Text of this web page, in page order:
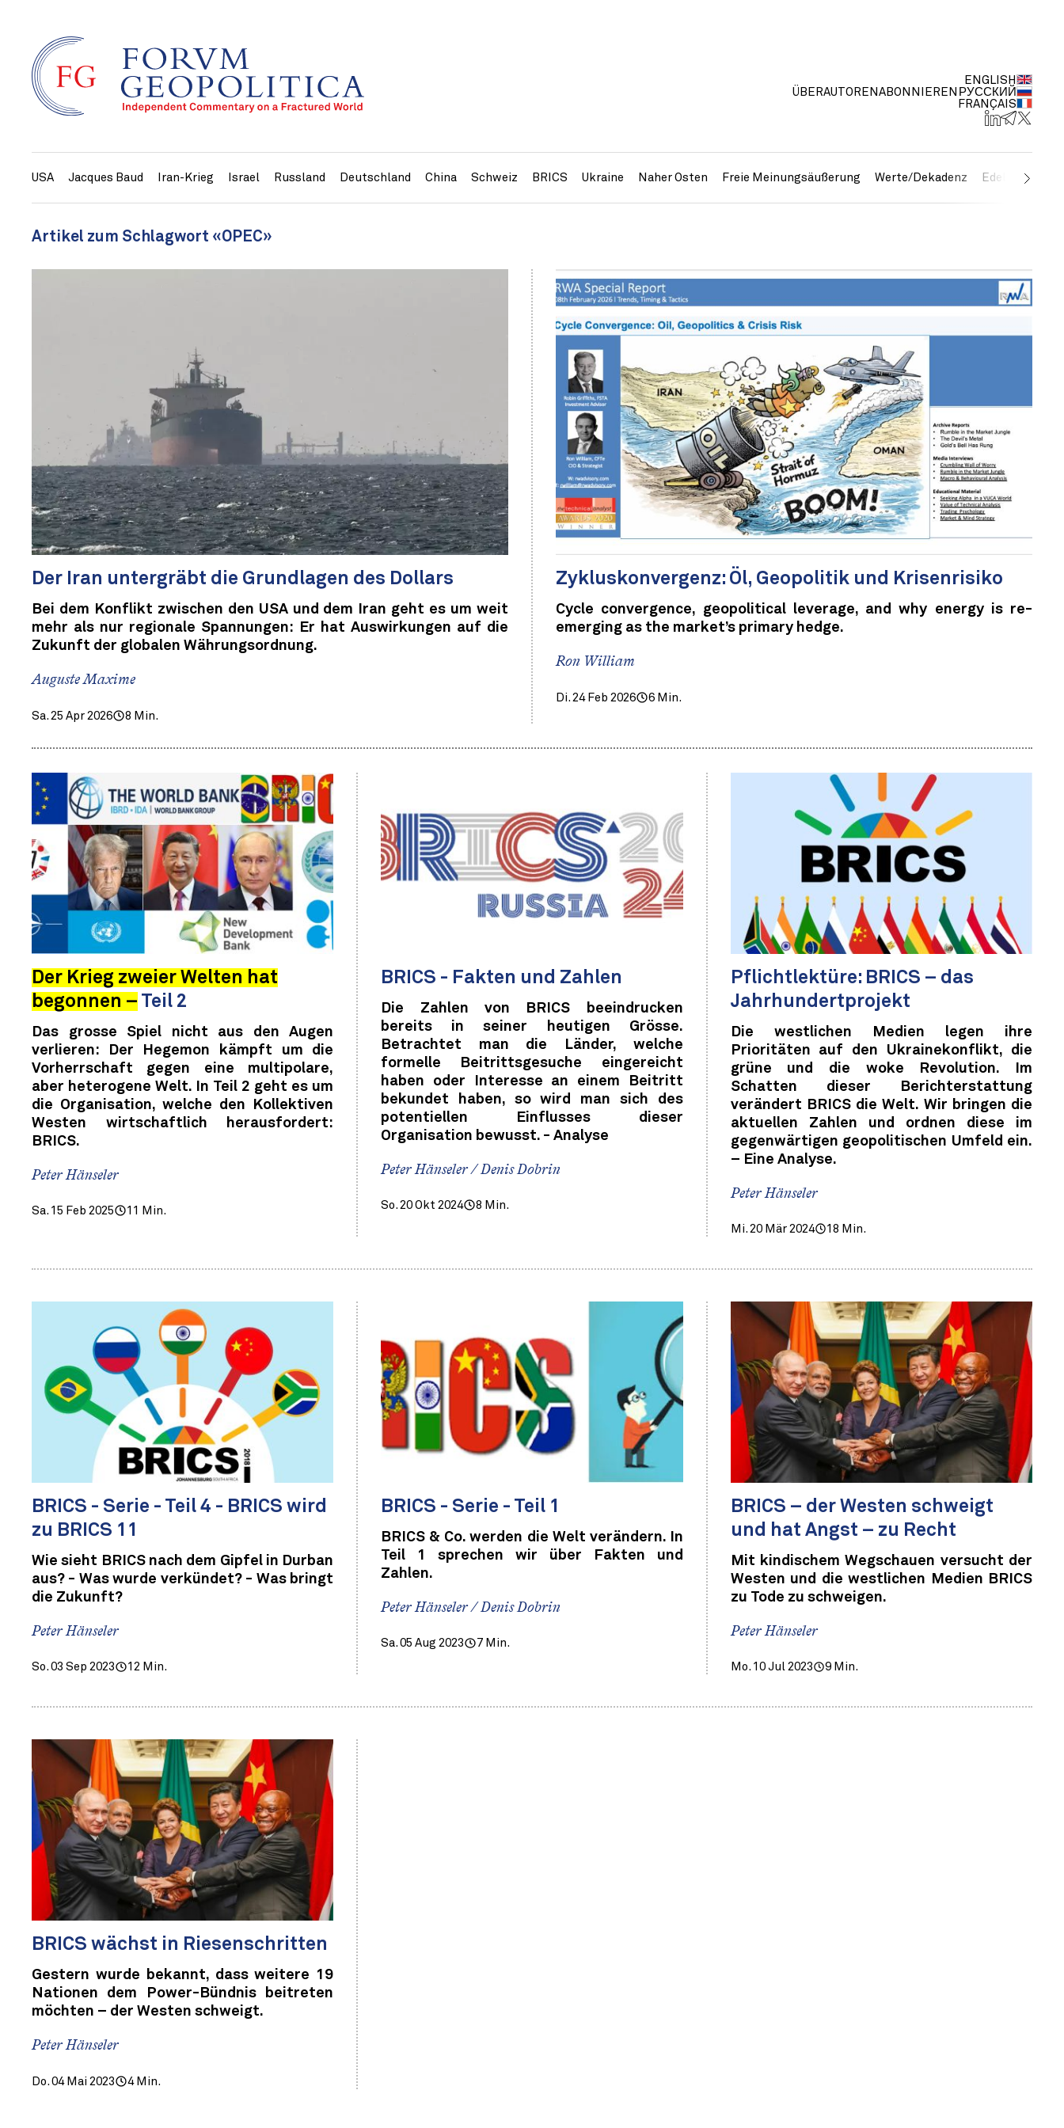
ÜBERAUTOREN ABONNIEREN
ENGLISH
РУССКИЙ
FRANÇAIS
USA Jacques Baud Iran-Krieg Israel Russland Deutschland China Schweiz BRICS Ukraine Naher Osten Freie Meinungsäußerung Werte/Dekadenz Edelmetalle
Artikel zum Schlagwort «OPEC»
Der Iran untergräbt die Grundlagen des Dollars
Bei dem Konflikt zwischen den USA und dem Iran geht es um weit
mehr als nur regionale Spannungen: Er hat Auswirkungen auf die
Zukunft der globalen Währungsordnung.
Auguste Maxime
Sa. 25 Apr 2026 8 Min.
Zykluskonvergenz: Öl, Geopolitik und Krisenrisiko
Cycle convergence, geopolitical leverage, and why energy is re-
emerging as the market’s primary hedge.
Ron William
Di. 24 Feb 2026 6 Min.
Der Krieg zweier Welten hat
begonnen – Teil 2
Das grosse Spiel nicht aus den Augen
verlieren: Der Hegemon kämpft um die
Vorherrschaft gegen eine multipolare,
aber heterogene Welt. In Teil 2 geht es um
die Organisation, welche den Kollektiven
Westen wirtschaftlich herausfordert:
BRICS.
Peter Hänseler
Sa. 15 Feb 2025 11 Min.
BRICS - Fakten und Zahlen
Die Zahlen von BRICS beeindrucken
bereits in seiner heutigen Grösse.
Betrachtet man die Länder, welche
formelle Beitrittsgesuche eingereicht
haben oder Interesse an einem Beitritt
bekundet haben, so wird man sich des
potentiellen Einflusses dieser
Organisation bewusst. - Analyse
Peter Hänseler / Denis Dobrin
So. 20 Okt 2024 8 Min.
Pflichtlektüre: BRICS – das
Jahrhundertprojekt
Die westlichen Medien legen ihre
Prioritäten auf den Ukrainekonflikt, die
grüne und die woke Revolution. Im
Schatten dieser Berichterstattung
verändert BRICS die Welt. Wir bringen die
aktuellen Zahlen und ordnen diese im
gegenwärtigen geopolitischen Umfeld ein.
– Eine Analyse.
Peter Hänseler
Mi. 20 Mär 2024 18 Min.
BRICS - Serie - Teil 4 - BRICS wird
zu BRICS 11
Wie sieht BRICS nach dem Gipfel in Durban
aus? - Was wurde verkündet? - Was bringt
die Zukunft?
Peter Hänseler
So. 03 Sep 2023 12 Min.
BRICS - Serie - Teil 1
BRICS & Co. werden die Welt verändern. In
Teil 1 sprechen wir über Fakten und
Zahlen.
Peter Hänseler / Denis Dobrin
Sa. 05 Aug 2023 7 Min.
BRICS – der Westen schweigt
und hat Angst – zu Recht
Mit kindischem Wegschauen versucht der
Westen und die westlichen Medien BRICS
zu Tode zu schweigen.
Peter Hänseler
Mo. 10 Jul 2023 9 Min.
BRICS wächst in Riesenschritten
Gestern wurde bekannt, dass weitere 19
Nationen dem Power-Bündnis beitreten
möchten – der Westen schweigt.
Peter Hänseler
Do. 04 Mai 2023 4 Min.